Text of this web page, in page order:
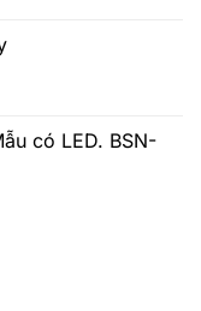
có LED. BSN-